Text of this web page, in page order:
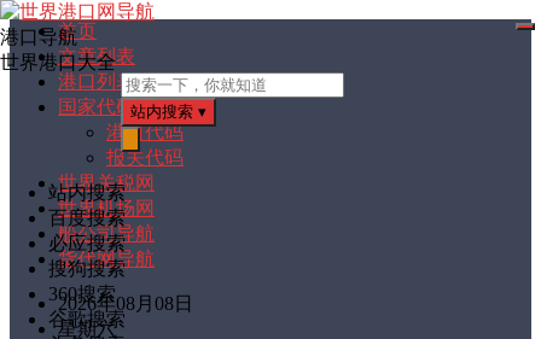
首页
文章列表
港口列表
国家代码
港口代码
报关代码
世界关税网
世界机场网
船公司导航
货代网导航
2026年08月08日
星期六
港口导航
世界港口大全
站内搜索 ▾
站内搜索
百度搜索
必应搜索
搜狗搜索
360搜索
谷歌搜索
搜
索
打